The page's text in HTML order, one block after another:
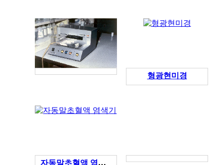
형광현미경
자동말초혈액 염색기